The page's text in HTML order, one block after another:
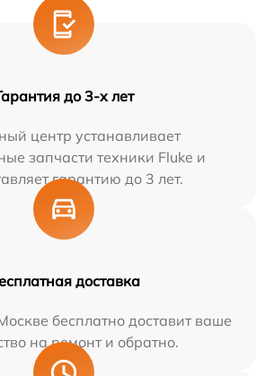
до 3-х лет
центр устанавливает
запчасти техники Fluke и
гарантию до 3 лет.
доставка
бесплатно доставит ваше
на ремонт и обратно.